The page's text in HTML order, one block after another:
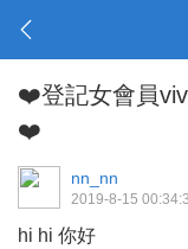
❤️登記女會員
❤️
nn_nn
2019-8-15
hi hi 你好